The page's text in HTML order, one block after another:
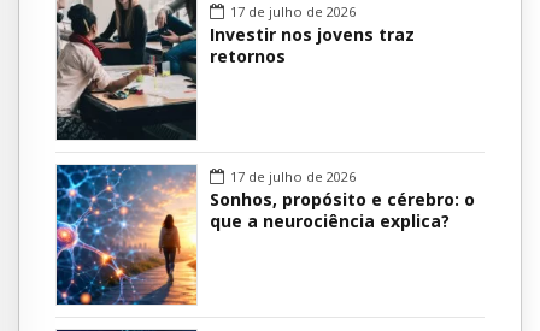
17 de julho de 2026
Investir nos jovens traz
retornos
17 de julho de 2026
Sonhos, propósito e cérebro: o
que a neurociência explica?